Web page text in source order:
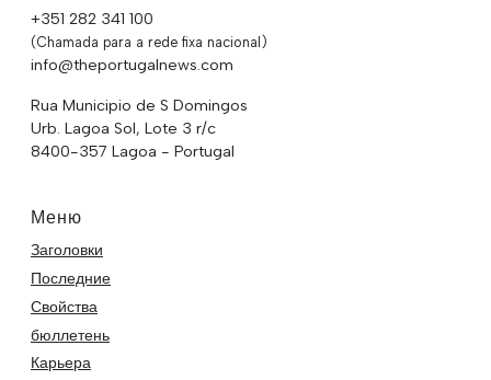
+351 282 341 100
(Chamada para a rede fixa nacional)
info@theportugalnews.com
Rua Municipio de S Domingos
Urb. Lagoa Sol, Lote 3 r/c
8400-357 Lagoa - Portugal
Меню
Заголовки
Последние
Свойства
бюллетень
Карьера